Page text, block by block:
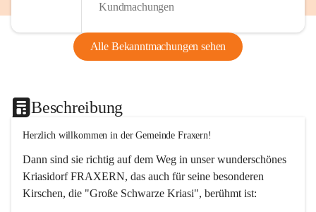
Kundmachungen
Alle Bekanntmachungen sehen
Beschreibung
Herzlich willkommen in der Gemeinde Fraxern!
Dann sind sie richtig auf dem Weg in unser wunderschönes
Kriasidorf FRAXERN, das auch für seine besonderen
Kirschen, die "Große Schwarze Kriasi", berühmt ist: